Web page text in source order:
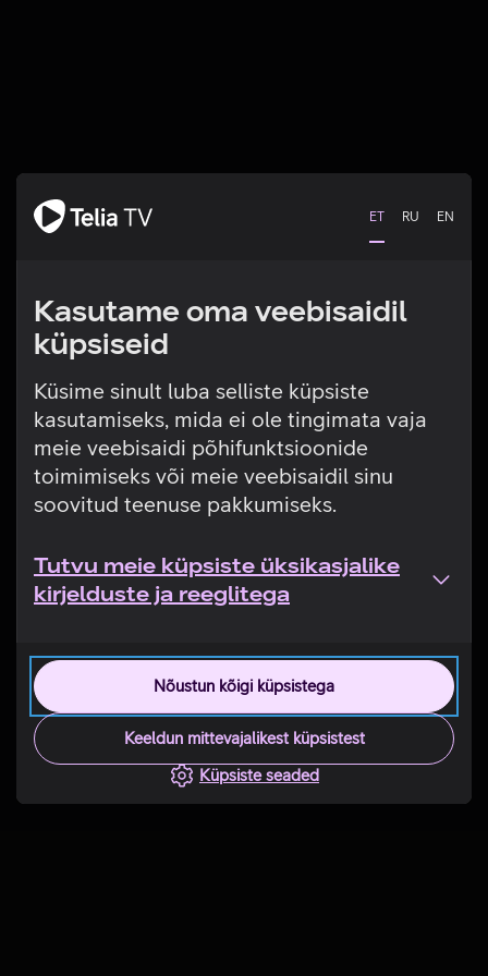
ET RU EN
Kasutame oma veebisaidil
küpsiseid
Küsime sinult luba selliste küpsiste
kasutamiseks, mida ei ole tingimata vaja
meie veebisaidi põhifunktsioonide
toimimiseks või meie veebisaidil sinu
soovitud teenuse pakkumiseks.
Tutvu meie küpsiste üksikasjalike
kirjelduste ja reeglitega
Nõustun kõigi küpsistega
Keeldun mittevajalikest küpsistest
Küpsiste seaded
Tehniline viga